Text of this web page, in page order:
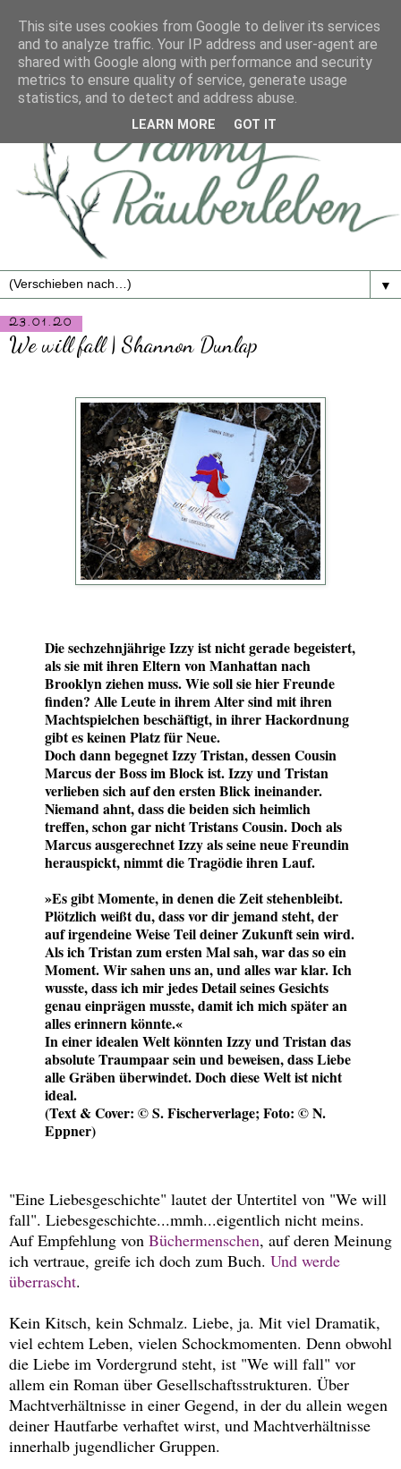
▼
23.01.20
We will fall | Shannon Dunlap
Die sechzehnjährige Izzy ist nicht gerade begeistert,
als sie mit ihren Eltern von Manhattan nach
Brooklyn ziehen muss. Wie soll sie hier Freunde
finden? Alle Leute in ihrem Alter sind mit ihren
Machtspielchen beschäftigt, in ihrer Hackordnung
gibt es keinen Platz für Neue.
Doch dann begegnet Izzy Tristan, dessen Cousin
Marcus der Boss im Block ist. Izzy und Tristan
verlieben sich auf den ersten Blick ineinander.
Niemand ahnt, dass die beiden sich heimlich
treffen, schon gar nicht Tristans Cousin. Doch als
Marcus ausgerechnet Izzy als seine neue Freundin
herauspickt, nimmt die Tragödie ihren Lauf.
»Es gibt Momente, in denen die Zeit stehenbleibt.
Plötzlich weißt du, dass vor dir jemand steht, der
auf irgendeine Weise Teil deiner Zukunft sein wird.
Als ich Tristan zum ersten Mal sah, war das so ein
Moment. Wir sahen uns an, und alles war klar. Ich
wusste, dass ich mir jedes Detail seines Gesichts
genau einprägen musste, damit ich mich später an
alles erinnern könnte.«
In einer idealen Welt könnten Izzy und Tristan das
absolute Traumpaar sein und beweisen, dass Liebe
alle Gräben überwindet. Doch diese Welt ist nicht
ideal.
(Text & Cover: © S. Fischerverlage; Foto: © N.
Eppner)
"Eine Liebesgeschichte" lautet der Untertitel von "We will
fall". Liebesgeschichte...mmh...eigentlich nicht meins.
Auf Empfehlung von Büchermenschen, auf deren Meinung
ich vertraue, greife ich doch zum Buch. Und werde
überrascht.
Kein Kitsch, kein Schmalz. Liebe, ja. Mit viel Dramatik,
viel echtem Leben, vielen Schockmomenten. Denn obwohl
die Liebe im Vordergrund steht, ist "We will fall" vor
allem ein Roman über Gesellschaftsstrukturen. Über
Machtverhältnisse in einer Gegend, in der du allein wegen
deiner Hautfarbe verhaftet wirst, und Machtverhältnisse
innerhalb jugendlicher Gruppen.
This site uses cookies from Google to deliver its services
and to analyze traffic. Your IP address and user-agent are
shared with Google along with performance and security
metrics to ensure quality of service, generate usage
statistics, and to detect and address abuse.
LEARN MORE GOT IT